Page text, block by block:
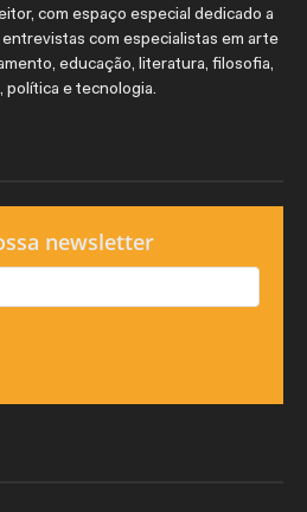
com espaço especial dedicado a
com especialistas em arte
educação, literatura, filosofia,
política e tecnologia.
newsletter